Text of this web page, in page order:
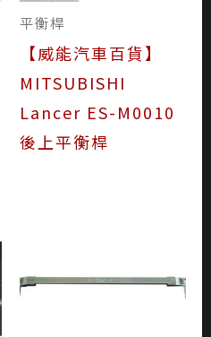
平衡桿
【威能汽車百貨】
MITSUBISHI
Lancer ES-M0010
後上平衡桿